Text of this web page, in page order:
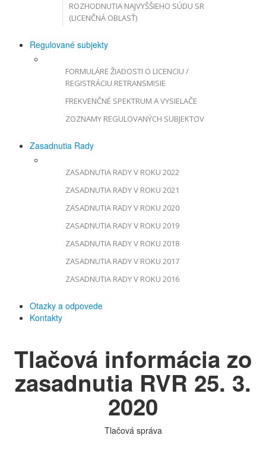
ROZHODNUTIA NAJVYŠŠIEHO SÚDU SR
(LICENČNÁ OBLASŤ)
Regulované subjekty
FORMULÁRE ŽIADOSTI O LICENCIU /
REGISTRÁCIU RETRANSMISIE
FREKVENČNÉ SPEKTRUM A VYSIELAČE
ZOZNAMY REGULOVANÝCH SUBJEKTOV
Zasadnutia Rady
ZASADNUTIA RADY V ROKU 2022
ZASADNUTIA RADY V ROKU 2021
ZASADNUTIA RADY V ROKU 2020
ZASADNUTIA RADY V ROKU 2019
ZASADNUTIA RADY V ROKU 2018
ZASADNUTIA RADY V ROKU 2017
ZASADNUTIA RADY V ROKU 2016
Otazky a odpovede
Kontakty
Tlačová informácia zo
zasadnutia RVR 25. 3.
2020
Tlačová správa